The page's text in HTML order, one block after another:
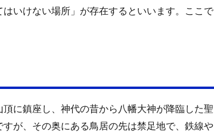
いけない場所」が存在するといいます。ここで
に鎮座し、神代の昔から八幡大神が降臨した聖
が、その奥にある鳥居の先は禁足地で、鉄線や